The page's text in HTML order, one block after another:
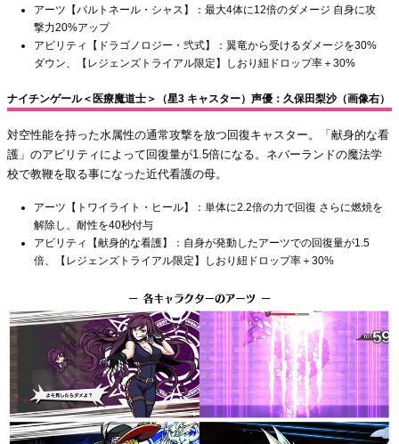
アーツ【パルトネール・シャス】：最大4体に12倍のダメージ 自身に攻
撃力20%アップ
アビリティ【ドラゴノロジー・弐式】：翼竜から受けるダメージを30%
ダウン、【レジェンズトライアル限定】しおり紐ドロップ率＋30%
ナイチンゲール＜医療魔道士＞（星3 キャスター）声優：久保田梨沙（画像右）
対空性能を持った水属性の通常攻撃を放つ回復キャスター。「献身的な看
護」のアビリティによって回復量が1.5倍になる。ネバーランドの魔法学
校で教鞭を取る事になった近代看護の母。
アーツ【トワイライト・ヒール】：単体に2.2倍の力で回復 さらに燃焼を
解除し、耐性を40秒付与
アビリティ【献身的な看護】：自身が発動したアーツでの回復量が1.5
倍、【レジェンズトライアル限定】しおり紐ドロップ率＋30%